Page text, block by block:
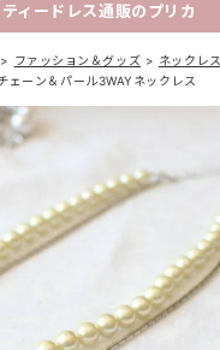
ィードレス通販のプリカ
ファッション＆グッズ
ネックレス
ーン＆パール3WAYネックレス